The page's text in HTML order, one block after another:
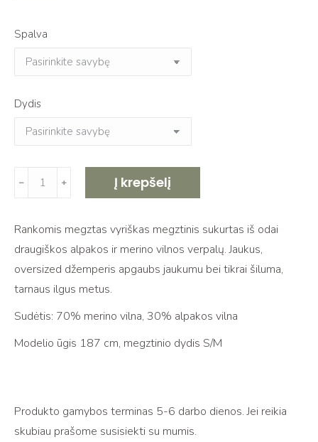
Spalva
Dydis
produkto
kiekis:
ir
alpakos
vilnos
oversized
džemperis
﹣ ﹢ Į krepšelį
Rankomis megztas vyriškas megztinis sukurtas iš odai
draugiškos alpakos ir merino vilnos verpalų. Jaukus,
oversized džemperis apgaubs jaukumu bei tikrai šiluma,
tarnaus ilgus metus.
Sudėtis: 70% merino vilna, 30% alpakos vilna
Modelio ūgis 187 cm, megztinio dydis S/M
Produkto gamybos terminas 5-6 darbo dienos. Jei reikia
skubiau prašome susisiekti su mumis.